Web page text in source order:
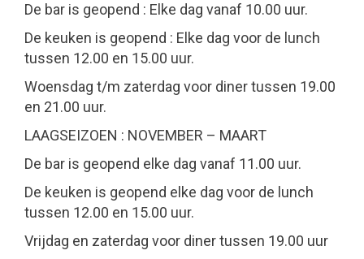
De bar is geopend : Elke dag vanaf 10.00 uur.
De keuken is geopend : Elke dag voor de lunch
tussen 12.00 en 15.00 uur.
Woensdag t/m zaterdag voor diner tussen 19.00
en 21.00 uur.
LAAGSEIZOEN : NOVEMBER – MAART
De bar is geopend elke dag vanaf 11.00 uur.
De keuken is geopend elke dag voor de lunch
tussen 12.00 en 15.00 uur.
Vrijdag en zaterdag voor diner tussen 19.00 uur